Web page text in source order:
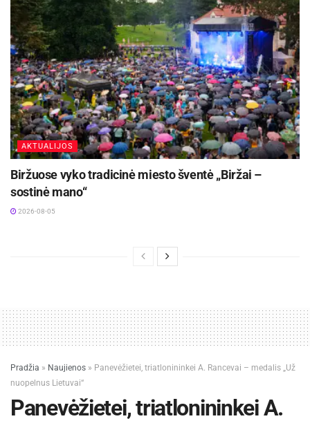
AKTUALIJOS
Biržuose vyko tradicinė miesto šventė „Biržai –
sostinė mano“
2026-08-05
Pradžia » Naujienos » Panevėžietei, triatlonininkei A. Rancevai – medalis „Už
nuopelnus Lietuvai“
Panevėžietei, triatlonininkei A.